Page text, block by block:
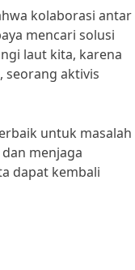
kolaborasi antar
mencari solusi
laut kita, karena
seorang aktivis
untuk masalah
menjaga
dapat kembali